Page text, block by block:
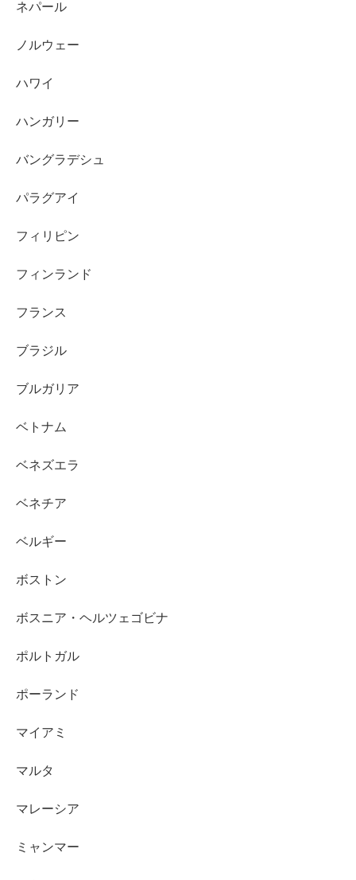
ネパール
ノルウェー
ハワイ
ハンガリー
バングラデシュ
パラグアイ
フィリピン
フィンランド
フランス
ブラジル
ブルガリア
ベトナム
ベネズエラ
ベネチア
ベルギー
ボストン
ボスニア・ヘルツェゴビナ
ポルトガル
ポーランド
マイアミ
マルタ
マレーシア
ミャンマー